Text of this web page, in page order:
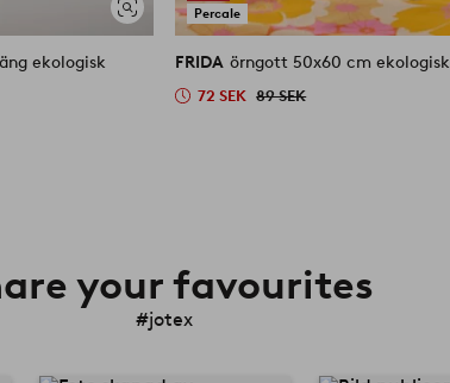
Visa
liknande
ekologisk
Percale
FRIDA örngott 50x60 cm ekologisk
72 SEK 89 SEK
your favourites
#jotex